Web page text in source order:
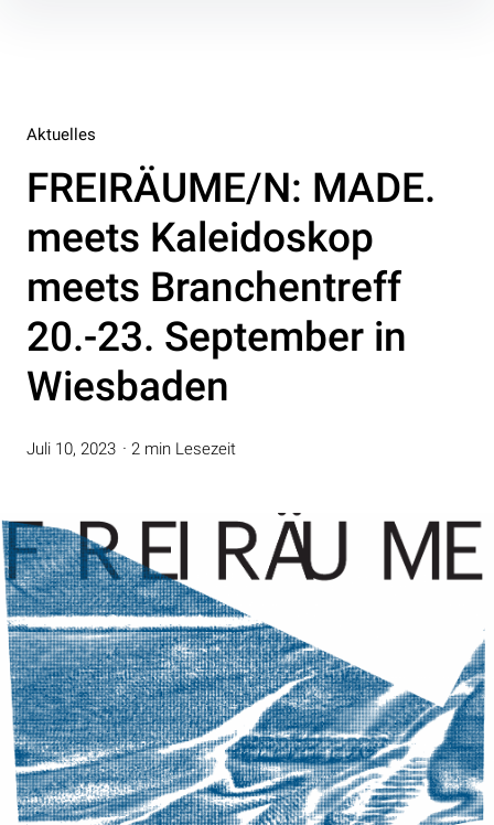
Aktuelles
FREIRÄUME/N: MADE.
meets Kaleidoskop
meets Branchentreff
20.-23. September in
Wiesbaden
Juli 10, 2023 2 min Lesezeit